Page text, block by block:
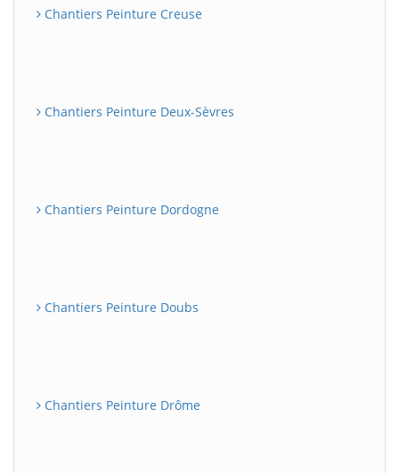
Chantiers Peinture Creuse
Chantiers Peinture Deux-Sèvres
Chantiers Peinture Dordogne
Chantiers Peinture Doubs
Chantiers Peinture Drôme